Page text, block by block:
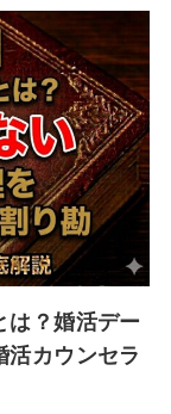
は？婚活デー
活カウンセラ